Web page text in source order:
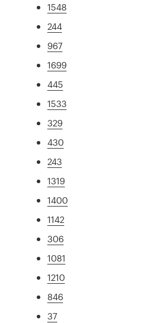
1548
244
967
1699
445
1533
329
430
243
1319
1400
1142
306
1081
1210
846
37